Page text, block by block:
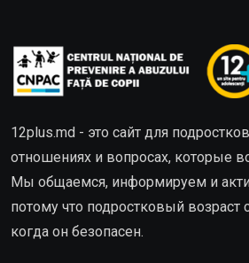
12plus.md - это сайт для
отношениях и вопросах, которые
Мы общаемся, информируем и
потому что подростковый возраст
когда он безопасен.